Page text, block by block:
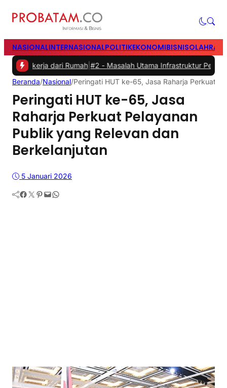
NASIONALINTERNASIONALPOLITIKEKONOMIBISNIS
dari Rumah|#2 -Masalah Utama Infrastruktur Pengisian Daya
Beranda/Nasional/Peringati HUT ke-65, Jasa Raharja Perkuat
Peringati HUT ke-65, Jasa
Raharja Perkuat Pelayanan
Publik yang Relevan dan
Berkelanjutan
5 Januari 2026
Facebook Twitter Pinterest Mail WhatsApp